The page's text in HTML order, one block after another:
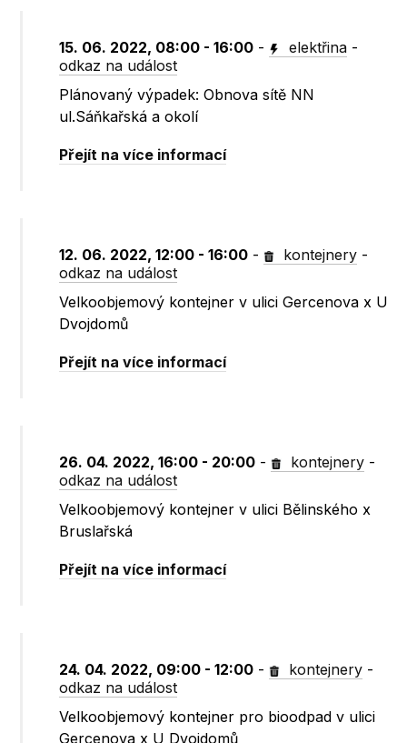
15. 06. 2022, 08:00 - 16:00 - elektřina -
odkaz na událost
Plánovaný výpadek: Obnova sítě NN
ul.Sáňkařská a okolí
Přejít na více informací
12. 06. 2022, 12:00 - 16:00 - kontejnery -
odkaz na událost
Velkoobjemový kontejner v ulici Gercenova x U
Dvojdomů
Přejít na více informací
26. 04. 2022, 16:00 - 20:00 - kontejnery -
odkaz na událost
Velkoobjemový kontejner v ulici Bělinského x
Bruslařská
Přejít na více informací
24. 04. 2022, 09:00 - 12:00 - kontejnery -
odkaz na událost
Velkoobjemový kontejner pro bioodpad v ulici
Gercenova x U Dvojdomů